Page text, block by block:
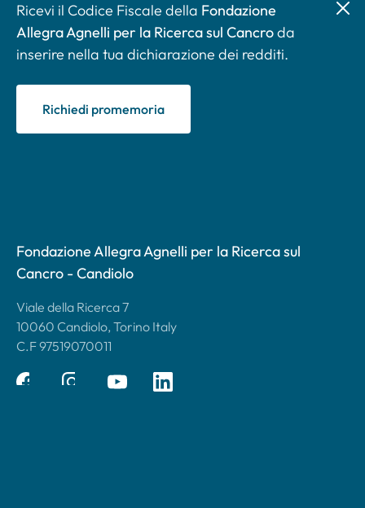
Ricevi il Codice Fiscale della Fondazione
Allegra Agnelli per la Ricerca sul Cancroda
inserire nella tua dichiarazione dei redditi.
Richiedi promemoria
Fondazione Allegra Agnelli per la Ricerca sul
Cancro - Candiolo
Viale della Ricerca 7
10060 Candiolo, Torino Italy
C.F 97519070011